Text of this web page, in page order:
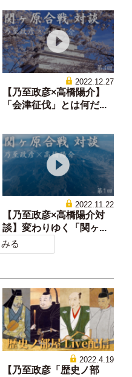
2022.12.27
【乃至政彦×高橋陽介】
「会津征伐」とは何だ...
2022.11.22
【乃至政彦×高橋陽介対
談】変わりゆく「関ヶ...
る
2022.4.19
【乃至政彦「歴史ノ部